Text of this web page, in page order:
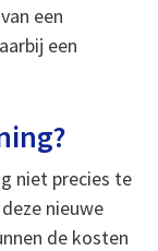
een
een
niet precies te
nieuwe
de kosten